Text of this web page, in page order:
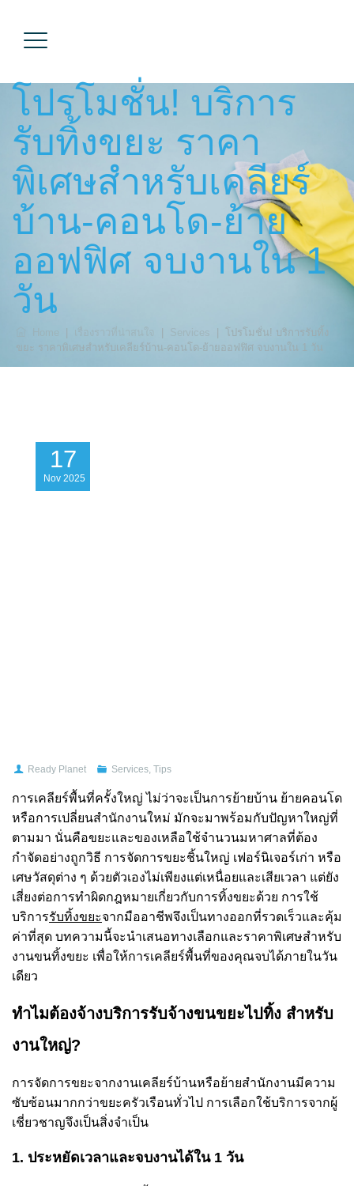
โปรโมชั่น! บริการ
รับทิ้งขยะ ราคา
พิเศษสำหรับเคลียร์
บ้าน-คอนโด-ย้าย
ออฟฟิศ จบงานใน 1
วัน
เรื่องราวที่น่าสนใจ Services
โปรโมชั่น! บริการรับทิ้ง
ขยะ ราคาพิเศษสำหรับเคลียร์บ้าน-คอนโด-ย้ายออฟฟิศ จบงานใน 1 วัน
17
Nov 2025
Ready Planet Services, Tips
การเคลียร์พื้นที่ครั้งใหญ่ ไม่ว่าจะเป็นการย้ายบ้าน ย้ายคอนโด
หรือการเปลี่ยนสำนักงานใหม่ มักจะมาพร้อมกับปัญหาใหญ่ที่
ตามมา นั่นคือขยะและของเหลือใช้จำนวนมหาศาลที่ต้อง
กำจัดอย่างถูกวิธี การจัดการขยะชิ้นใหญ่ เฟอร์นิเจอร์เก่า หรือ
เศษวัสดุต่าง ๆ ด้วยตัวเองไม่เพียงแต่เหนื่อยและเสียเวลา แต่ยัง
เสี่ยงต่อการทำผิดกฎหมายเกี่ยวกับการทิ้งขยะด้วย การใช้
บริการรับทิ้งขยะจากมืออาชีพจึงเป็นทางออกที่รวดเร็วและคุ้ม
ค่าที่สุด บทความนี้จะนำเสนอทางเลือกและราคาพิเศษสำหรับ
งานขนทิ้งขยะ เพื่อให้การเคลียร์พื้นที่ของคุณจบได้ภายในวัน
เดียว
ทำไมต้องจ้างบริการรับจ้างขนขยะไปทิ้ง สำหรับ
งานใหญ่?
การจัดการขยะจากงานเคลียร์บ้านหรือย้ายสำนักงานมีความ
ซับซ้อนมากกว่าขยะครัวเรือนทั่วไป การเลือกใช้บริการจากผู้
เชี่ยวชาญจึงเป็นสิ่งจำเป็น
1. ประหยัดเวลาและจบงานได้ใน 1 วัน